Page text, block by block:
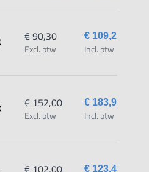
€ 109,26
Incl. btw
€ 90,30
Excl. btw
€ 183,92
Incl. btw
€ 152,00
Excl. btw
€ 123,42
€ 102,00